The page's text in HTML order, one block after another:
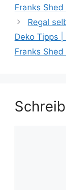
Franks Shed
Regal
Deko Tipps
Franks Shed